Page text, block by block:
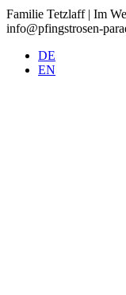
Familie Tetzlaff | Im
info@pfingstrosen-
DE
EN